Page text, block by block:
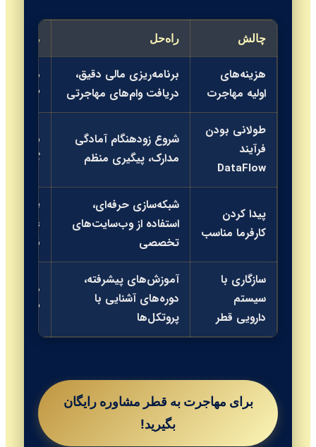
چالش راه‌حل منابع
هزینه‌های
اولیه مهاجرت
برنامه‌ریزی مالی دقیق،
دریافت وام‌های مهاجرتی
QCHP
طولانی بودن
فرآیند
DataFlow
شروع زودهنگام آمادگی
مدارک، پیگیری منظم
گلوبال
پیدا کردن
کارفرما مناسب
شبکه‌سازی حرفه‌ای،
استفاده از وب‌سایت‌های
تخصصی
قطر
سازگاری با
سیستم
دارویی قطر
آموزش‌های پیشرفته،
دوره‌های آشنایی با
پروتکل‌ها
QCHP
برای مهاجرت به قطر مشاوره رایگان
بگیرید!